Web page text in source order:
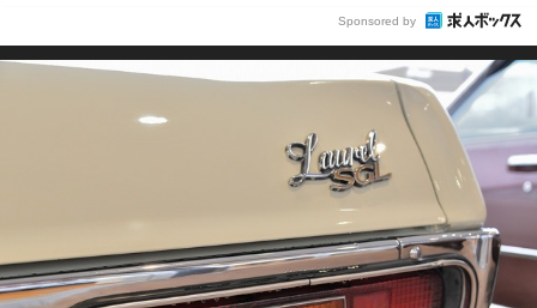
Sponsored by